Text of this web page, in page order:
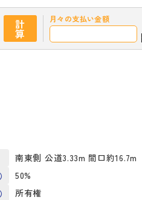
計
算
月々の支払い金額
南東側 公道3.33m 間口約16.7m
50%
所有権